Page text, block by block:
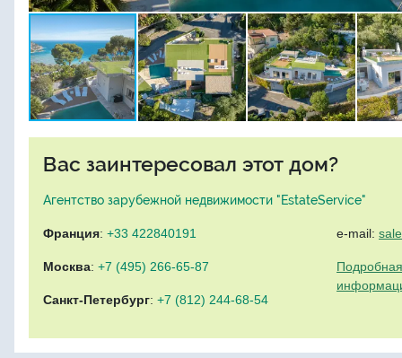
Вас заинтересовал этот дом?
Агентство зарубежной недвижимости "EstateService"
Франция: +33 422840191
Москва: +7 (495) 266-65-87
Санкт-Петербург: +7 (812) 244-68-54
e-mail: